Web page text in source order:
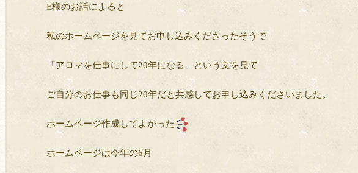
E様のお話によると
私のホームページを見てお申し込みくださったそうで
「アロマを仕事にして20年になる」という文を見て
ご自分のお仕事も同じ20年だと共感してお申し込みくださいました。
ホームページ作成してよかった
ホームページは今年の6月